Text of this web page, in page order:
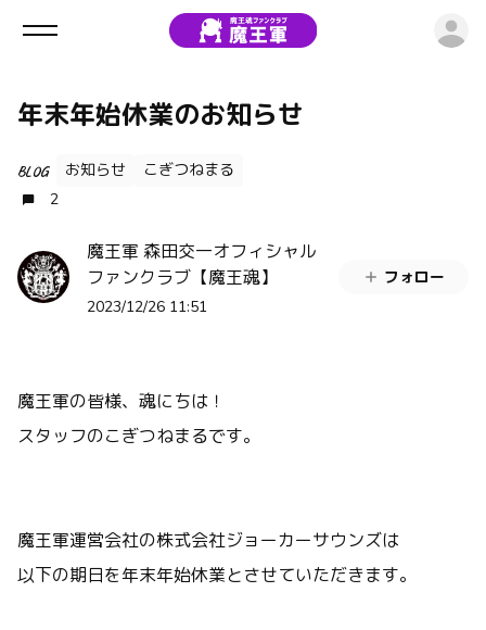
年末年始休業のお知らせ
BLOG お知らせ
こぎつねまる
2
魔王軍 森田交一オフィシャル
ファンクラブ【魔王魂】
2023/12/26 11:51
フォロー
魔王軍の皆様、魂にちは！
スタッフのこぎつねまるです。
魔王軍運営会社の株式会社ジョーカーサウンズは
以下の期日を年末年始休業とさせていただきます。